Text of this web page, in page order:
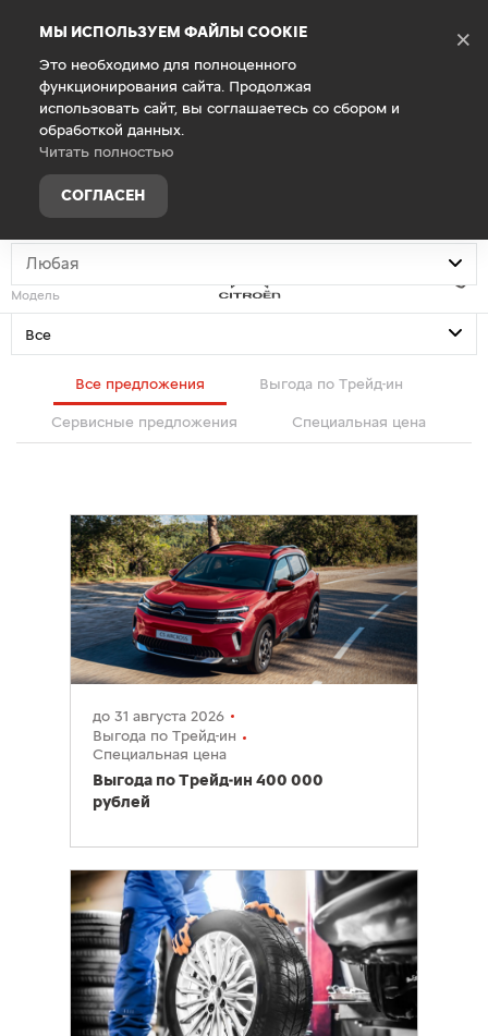
МЫ ИСПОЛЬЗУЕМ ФАЙЛЫ COOKIE
Это необходимо для полноценного
функционирования сайта. Продолжая
использовать сайт, вы соглашаетесь со сбором и
обработкой данных.
Читать полностью
СОГЛАСЕН
×
Специальные предложения
Фильтр
Любая
Модель
Все
Все предложения Выгода по Трейд-ин
Сервисные предложения Специальная цена
до 31 августа 2026
Выгода по Трейд-ин
Специальная цена
Выгода по Трейд‑ин 400 000
рублей